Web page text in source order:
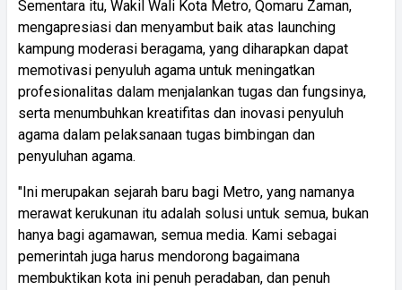
Sementara itu, Wakil Wali Kota Metro, Qomaru Zaman,
mengapresiasi dan menyambut baik atas launching
kampung moderasi beragama, yang diharapkan dapat
memotivasi penyuluh agama untuk meningatkan
profesionalitas dalam menjalankan tugas dan fungsinya,
serta menumbuhkan kreatifitas dan inovasi penyuluh
agama dalam pelaksanaan tugas bimbingan dan
penyuluhan agama.
"Ini merupakan sejarah baru bagi Metro, yang namanya
merawat kerukunan itu adalah solusi untuk semua, bukan
hanya bagi agamawan, semua media. Kami sebagai
pemerintah juga harus mendorong bagaimana
membuktikan kota ini penuh peradaban, dan penuh